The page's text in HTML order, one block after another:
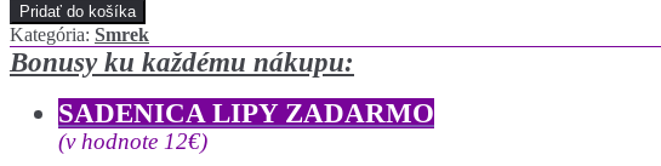
Pridať do košíka
Kategória: Smrek
Bonusy ku každému nákupu:
SADENICA LIPY ZADARMO
(v hodnote 12€)